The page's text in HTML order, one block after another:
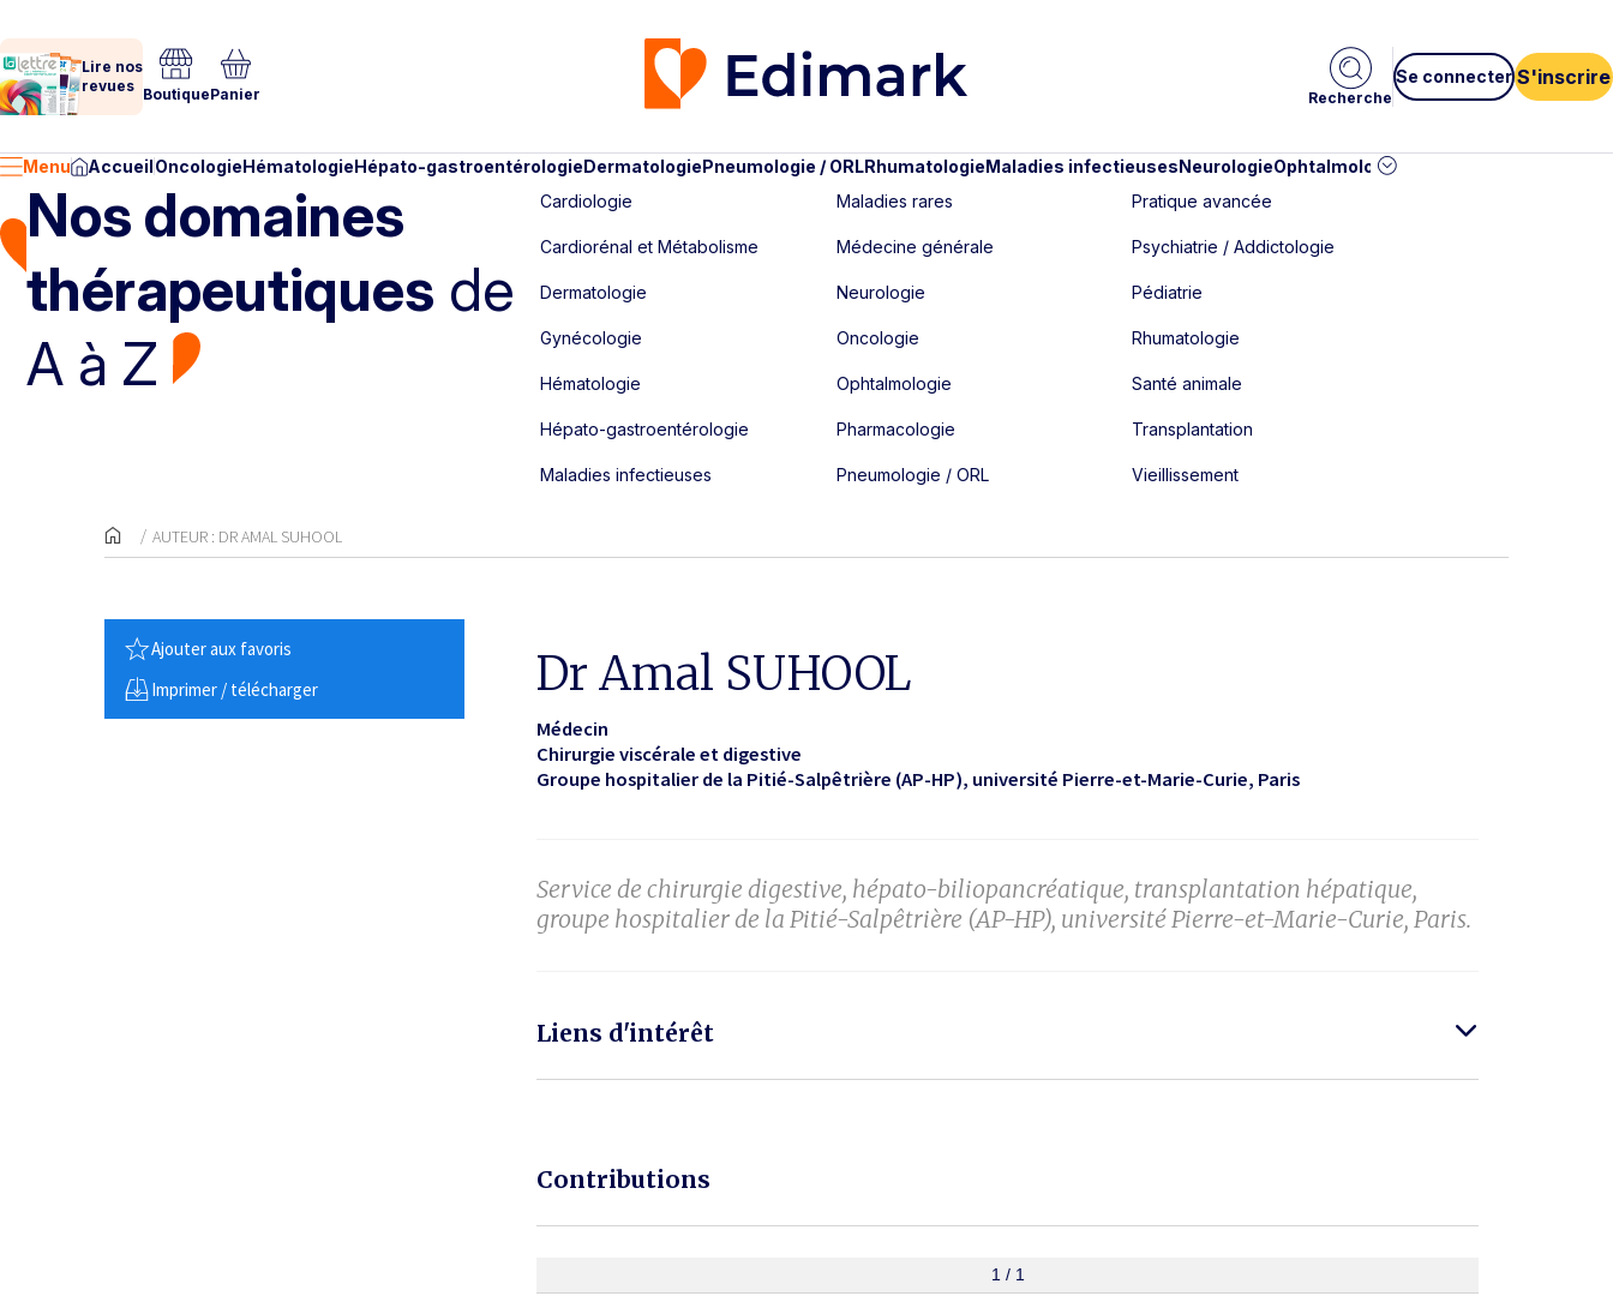
Lire nos
revues BoutiquePanier Recherche
Se connecter S'inscrire
Menu AccueilOncologieHématologieHépato-gastroentérologieDermatologiePneumologie / ORLRhumatologieMaladies infectieusesNeurologieOphtalmologie
Nos domaines
thérapeutiques de
A à Z
Cardiologie
Cardiorénal et Métabolisme
Dermatologie
Gynécologie
Hématologie
Hépato-gastroentérologie
Maladies infectieuses
Maladies rares
Médecine générale
Neurologie
Oncologie
Ophtalmologie
Pharmacologie
Pneumologie / ORL
Pratique avancée
Psychiatrie / Addictologie
Pédiatrie
Rhumatologie
Santé animale
Transplantation
Vieillissement
AUTEUR : DR AMAL SUHOOL
Ajouter aux favoris
Imprimer / télécharger
Dr Amal SUHOOL
Médecin
Chirurgie viscérale et digestive
Groupe hospitalier de la Pitié-Salpêtrière (AP-HP), université Pierre-et-Marie-Curie Paris
Service de chirurgie digestive, hépato-biliopancréatique, transplantation hépatique,
groupe hospitalier de la Pitié-Salpêtrière (AP-HP), université Pierre-et-Marie-Curie, Paris.
Liens d'intérêt
Contributions
1 / 1